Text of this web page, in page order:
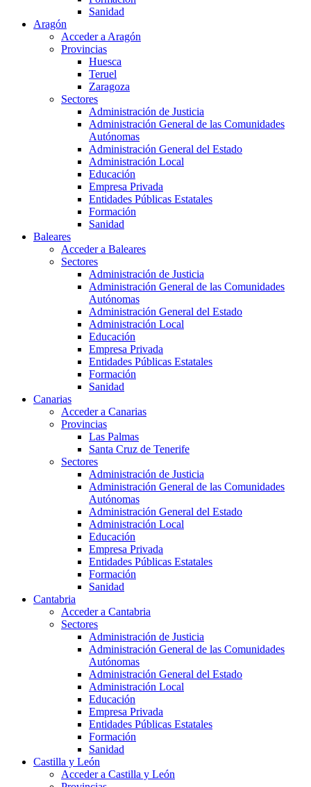
Sanidad
Aragón
Acceder a Aragón
Provincias
Huesca
Teruel
Zaragoza
Sectores
Administración de Justicia
Administración General de las Comunidades
Autónomas
Administración General del Estado
Administración Local
Educación
Empresa Privada
Entidades Públicas Estatales
Formación
Sanidad
Baleares
Acceder a Baleares
Sectores
Administración de Justicia
Administración General de las Comunidades
Autónomas
Administración General del Estado
Administración Local
Educación
Empresa Privada
Entidades Públicas Estatales
Formación
Sanidad
Canarias
Acceder a Canarias
Provincias
Las Palmas
Santa Cruz de Tenerife
Sectores
Administración de Justicia
Administración General de las Comunidades
Autónomas
Administración General del Estado
Administración Local
Educación
Empresa Privada
Entidades Públicas Estatales
Formación
Sanidad
Cantabria
Acceder a Cantabria
Sectores
Administración de Justicia
Administración General de las Comunidades
Autónomas
Administración General del Estado
Administración Local
Educación
Empresa Privada
Entidades Públicas Estatales
Formación
Sanidad
Castilla y León
Acceder a Castilla y León